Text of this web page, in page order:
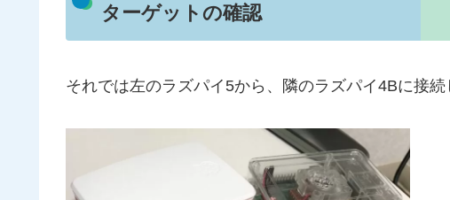
ターゲットの確認
それでは左のラズパイ5から、隣のラズパイ4Bに接続